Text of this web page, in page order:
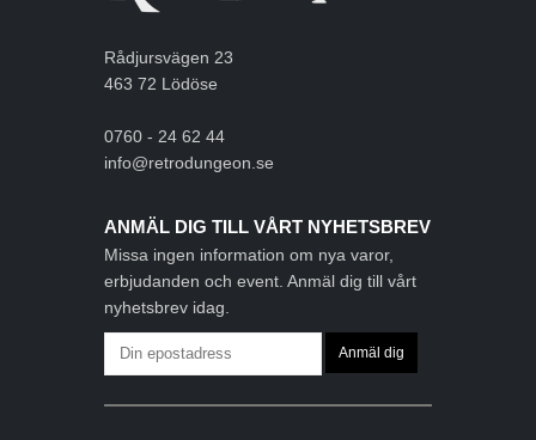
Rådjursvägen 23
463 72 Lödöse
0760 - 24 62 44
info@retrodungeon.se
ANMÄL DIG TILL VÅRT NYHETSBREV
Missa ingen information om nya varor,
erbjudanden och event. Anmäl dig till vårt
nyhetsbrev idag.